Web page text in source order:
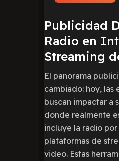
Publicidad
Radio en
Streaming
El panorama
cambiado: hoy, las
buscan impactar a
donde realmente
incluye la radio
plataformas de
video. Estas